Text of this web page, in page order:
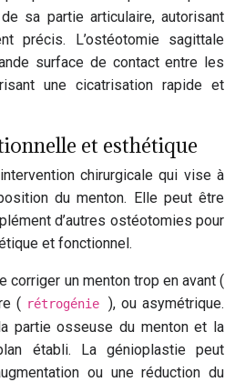
sa partie articulaire, autorisant
précis. L’ostéotomie sagittale
surface de contact entre les
une cicatrisation rapide et
et esthétique
chirurgicale qui vise à
du menton. Elle peut être
d’autres ostéotomies pour
et fonctionnel.
corriger un menton trop en avant (
( rétrogénie ), ou asymétrique.
partie osseuse du menton et la
établi. La génioplastie peut
ou une réduction du